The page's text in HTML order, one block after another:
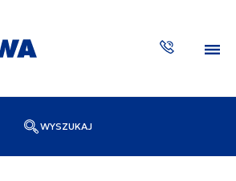
WYSZUKAJ
SZUKAJ